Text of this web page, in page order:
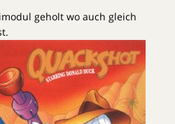
geholt wo auch gleich